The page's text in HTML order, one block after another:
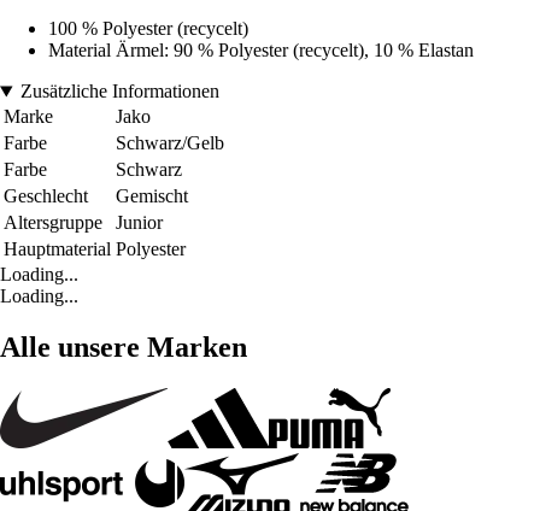
100 % Polyester (recycelt)
Material Ärmel: 90 % Polyester (recycelt), 10 % Elastan
Zusätzliche Informationen
Marke
Jako
Farbe
Schwarz/Gelb
Farbe
Schwarz
Geschlecht
Gemischt
Altersgruppe
Junior
Hauptmaterial Polyester
Loading...
Loading...
Alle unsere Marken